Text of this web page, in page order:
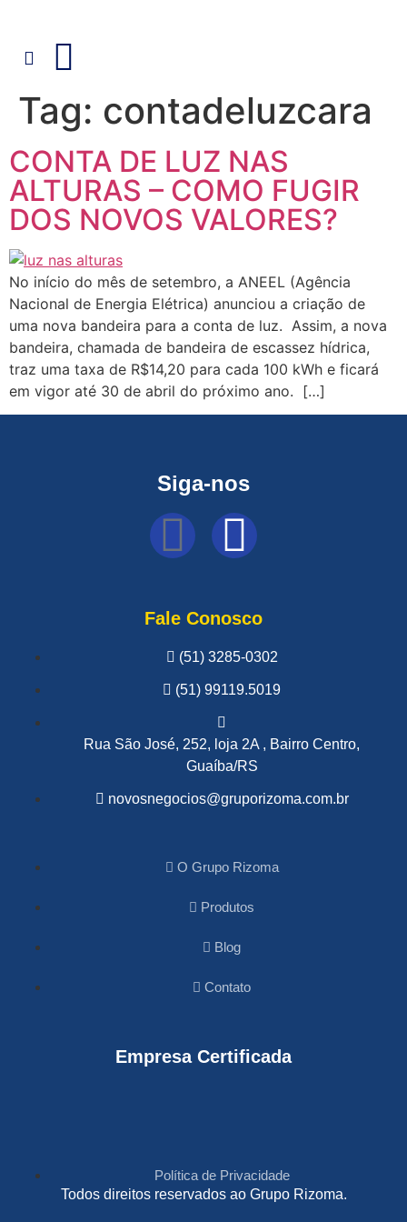
Tag: contadeluzcara
CONTA DE LUZ NAS
ALTURAS – COMO FUGIR
DOS NOVOS VALORES?
No início do mês de setembro, a ANEEL (Agência
Nacional de Energia Elétrica) anunciou a criação de
uma nova bandeira para a conta de luz. Assim, a nova
bandeira, chamada de bandeira de escassez hídrica,
traz uma taxa de R$14,20 para cada 100 kWh e ficará
em vigor até 30 de abril do próximo ano. […]
Siga-nos
Fale Conosco
(51) 3285-0302
(51) 99119.5019
Rua São José, 252, loja 2A , Bairro Centro,
Guaíba/RS
novosnegocios@gruporizoma.com.br
O Grupo Rizoma
Produtos
Blog
Contato
Empresa Certificada
Política de Privacidade
Todos direitos reservados ao Grupo Rizoma.